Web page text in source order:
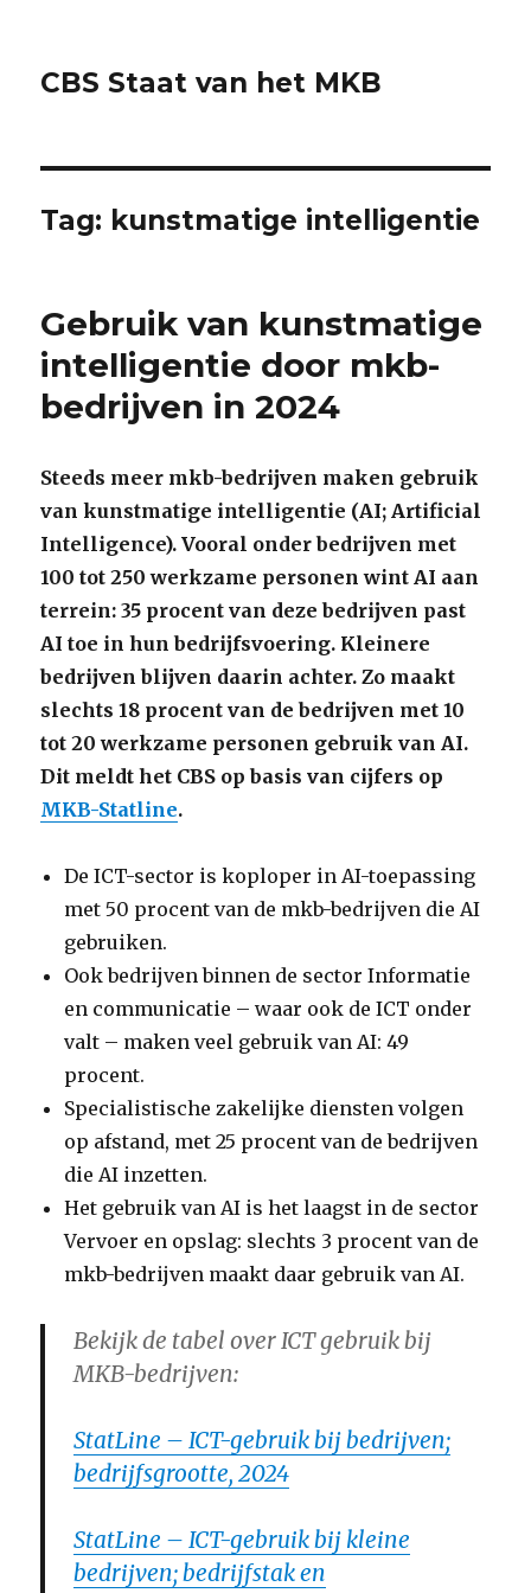
CBS Staat van het MKB
Tag: kunstmatige intelligentie
Gebruik van kunstmatige
intelligentie door mkb-
bedrijven in 2024
Steeds meer mkb-bedrijven maken gebruik
van kunstmatige intelligentie (AI; Artificial
Intelligence). Vooral onder bedrijven met
100 tot 250 werkzame personen wint AI aan
terrein: 35 procent van deze bedrijven past
AI toe in hun bedrijfsvoering. Kleinere
bedrijven blijven daarin achter. Zo maakt
slechts 18 procent van de bedrijven met 10
tot 20 werkzame personen gebruik van AI.
Dit meldt het CBS op basis van cijfers op
MKB-Statline.
De ICT-sector is koploper in AI-toepassing
met 50 procent van de mkb-bedrijven die AI
gebruiken.
Ook bedrijven binnen de sector Informatie
en communicatie – waar ook de ICT onder
valt – maken veel gebruik van AI: 49
procent.
Specialistische zakelijke diensten volgen
op afstand, met 25 procent van de bedrijven
die AI inzetten.
Het gebruik van AI is het laagst in de sector
Vervoer en opslag: slechts 3 procent van de
mkb-bedrijven maakt daar gebruik van AI.
Bekijk de tabel over ICT gebruik bij
MKB-bedrijven:
StatLine – ICT-gebruik bij bedrijven;
bedrijfsgrootte, 2024
StatLine – ICT-gebruik bij kleine
bedrijven; bedrijfstak en